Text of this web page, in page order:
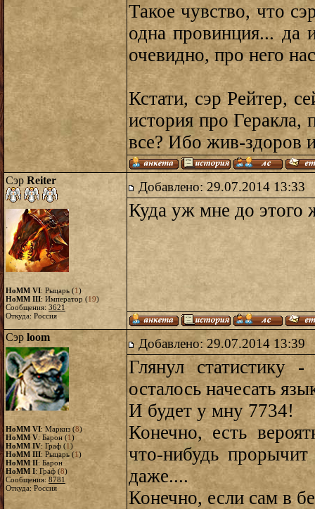
Такое чувство, что
одна провинция... да
очевидно, про него
Кстати, сэр Рейтер,
история про Геракла,
все? Ибо жив-здоров
Сэр Reiter
HoMM VI: Рыцарь (1)
HoMM III: Император (19)
Сообщения: 3621
Откуда: Россия
Добавлено: 29.07.2014 13:33
Куда уж мне до этого
Сэр loom
HoMM VI: Маркиз (8)
HoMM V: Барон (1)
HoMM IV: Граф (1)
HoMM III: Рыцарь (1)
HoMM II: Барон
HoMM I: Граф (8)
Сообщения: 8781
Откуда: Россия
Добавлено: 29.07.2014 13:39
Глянул статистику
осталось начесать
И будет у мну 7734!
Конечно, есть
что-нибудь
даже....
Конечно, если сам в